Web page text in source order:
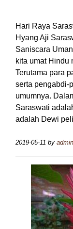
Hari Raya
Hyang Aji
Saniscara
kita umat Hindu
Terutama para
serta pengabdi-
umumnya.
Saraswati
adalah Dewi
2019-05-11 by admin